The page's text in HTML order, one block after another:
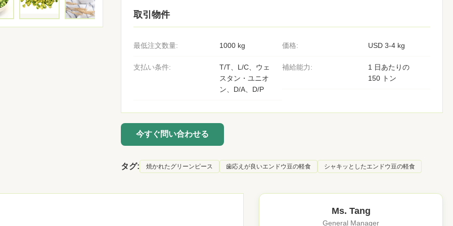
取引物件
最低注文数量: 1000 kg 価格: USD 3-4 kg
支払い条件:
T/T、L/C、ウェ
スタン・ユニオ
ン、D/A、D/P
補給能力:
1 日あたりの
150 トン
今すぐ問い合わせる
タグ: 焼かれたグリーンピース 歯応えが良いエンドウ豆の軽食 シャキッとしたエンドウ豆の軽食
Ms. Tang
General Manager